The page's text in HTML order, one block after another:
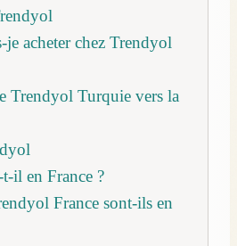
acheter chez Trendyol
Trendyol Turquie vers la
il en France ?
France sont-ils en